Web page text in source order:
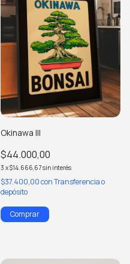
Okinawa III
$44.000,00
3 x$14.666,67sin interés
$37.400,00conTransferencia o
depósito
Comprar